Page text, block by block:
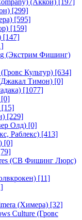
(Аккои) [197]
[299]
[595]
[159]
[147]
(Экстрим Фишинг)
Культур) [634]
Тимон) [0]
[1077]
[0]
[15]
[229]
Олд) [0]
Раблекс) [413]
[0]
(СВ Фишинг Люрс)
[11]
(Химера) [32]
Culture (Гровс